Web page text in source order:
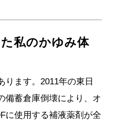
私のかゆみ体
ります。2011年の東日
備蓄倉庫倒壊により、オ
に使用する補液薬剤が全